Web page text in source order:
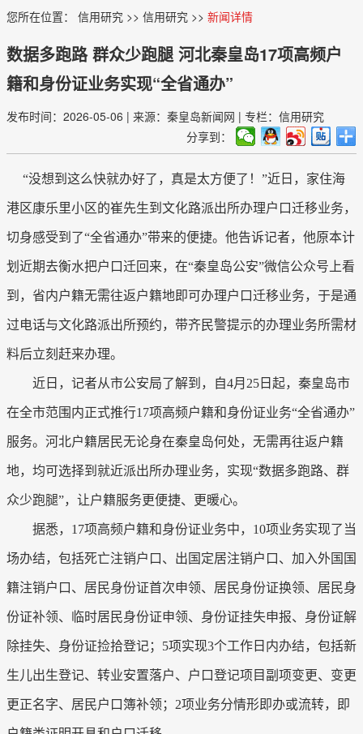
您所在位置： 信用研究 >> 信用研究 >> 新闻详情
数据多跑路 群众少跑腿 河北秦皇岛17项高频户
籍和身份证业务实现“全省通办”
发布时间：2026-05-06 | 来源：秦皇岛新闻网 | 专栏：信用研究
分享到：
“没想到这么快就办好了，真是太方便了！”近日，家住海
港区康乐里小区的崔先生到文化路派出所办理户口迁移业务，
切身感受到了“全省通办”带来的便捷。他告诉记者，他原本计
划近期去衡水把户口迁回来，在“秦皇岛公安”微信公众号上看
到，省内户籍无需往返户籍地即可办理户口迁移业务，于是通
过电话与文化路派出所预约，带齐民警提示的办理业务所需材
料后立刻赶来办理。
近日，记者从市公安局了解到，自4月25日起，秦皇岛市
在全市范围内正式推行17项高频户籍和身份证业务“全省通办”
服务。河北户籍居民无论身在秦皇岛何处，无需再往返户籍
地，均可选择到就近派出所办理业务，实现“数据多跑路、群
众少跑腿”，让户籍服务更便捷、更暖心。
据悉，17项高频户籍和身份证业务中，10项业务实现了当
场办结，包括死亡注销户口、出国定居注销户口、加入外国国
籍注销户口、居民身份证首次申领、居民身份证换领、居民身
份证补领、临时居民身份证申领、身份证挂失申报、身份证解
除挂失、身份证捡拾登记；5项实现3个工作日内办结，包括新
生儿出生登记、转业安置落户、户口登记项目副项变更、变更
更正名字、居民户口簿补领；2项业务分情形即办或流转，即